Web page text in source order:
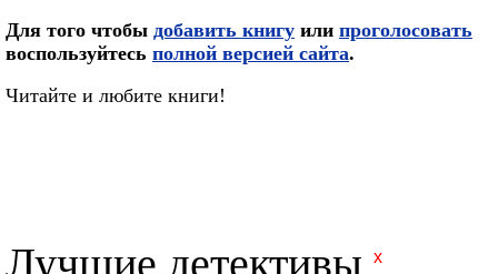
Для того чтобы добавить книгу или проголосовать
воспользуйтесь полной версией сайта.
Читайте и любите книги!
Лучшие детективы x